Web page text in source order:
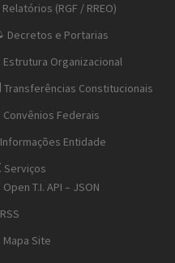
Relatórios (RGF / RREO)
Decretos e Portarias
Estrutura Organizacional
Transferências Constitucionais
Convênios Federais
Informações Entidade
Serviços
Open T.I. API – JSON
RSS
Mapa Site